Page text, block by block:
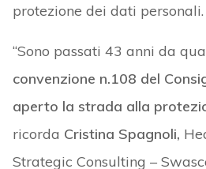
protezione dei dati personali.
“Sono passati 43 anni da
convenzione n.108 del
aperto la strada alla
ricorda Cristina Spagnoli,
Strategic Consulting –